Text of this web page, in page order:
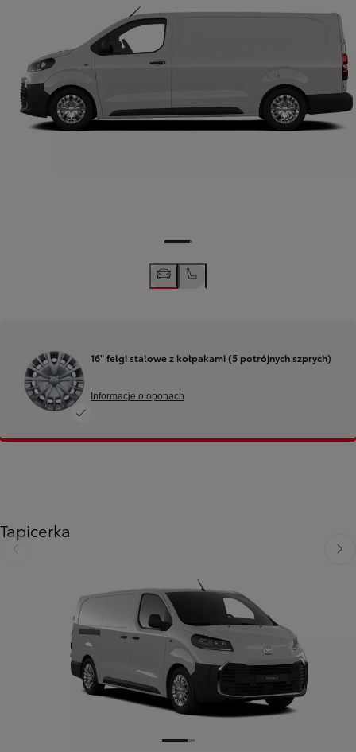
16" felgi stalowe z kołpakami (5 potrójnych szprych)
Informacje o oponach
Tapicerka
Poprzedni